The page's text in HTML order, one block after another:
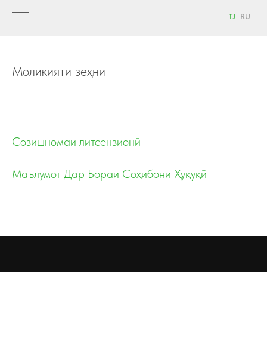
TJ RU
Моликияти зеҳни
Созишномаи литсензионӣ
Маълумот Дар Бораи Соҳибони Ҳуқуқӣ